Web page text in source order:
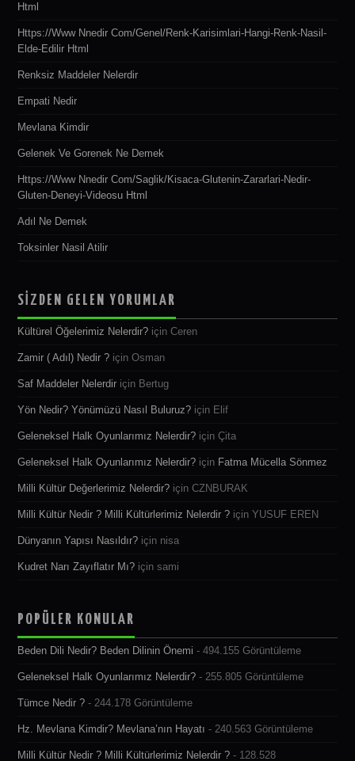
Html
Https://www Nnedir Com/genel/renk-Karisimlari-Hangi-Renk-Nasil-
Elde-Edilir Html
Renksiz Maddeler Nelerdir
Empati Nedir
Mevlana Kimdir
Gelenek Ve Gorenek Ne Demek
Https://www Nnedir Com/saglik/kisaca-Glutenin-Zararlari-Nedir-
Gluten-Deneyi-Videosu Html
Adıl Ne Demek
Toksinler Nasil Atilir
SİZDEN GELEN YORUMLAR
Kültürel Öğelerimiz Nelerdir? içinCeren
Zamir ( Adıl) Nedir ? içinOsman
Saf Maddeler Nelerdir için Bertug
Yön Nedir? Yönümüzü Nasıl Buluruz? için Elif
Geleneksel Halk Oyunlarımız Nelerdir? içinÇita
Geleneksel Halk Oyunlarımız Nelerdir? için Fatma Mücella Sönmez
Milli Kültür Değerlerimiz Nelerdir? içinCZNBURAK
Milli Kültür Nedir ? Milli Kültürlerimiz Nelerdir ? içinYUSUF EREN
Dünyanın Yapısı Nasıldır? için nisa
Kudret Narı Zayıflatır Mı? içinsami
POPÜLER KONULAR
Beden Dili Nedir? Beden Dilinin Önemi - 494.155 Görüntüleme
Geleneksel Halk Oyunlarımız Nelerdir? - 255.805 Görüntüleme
Tümce Nedir ? - 244.178 Görüntüleme
Hz. Mevlana Kimdir? Mevlana’nın Hayatı - 240.563 Görüntüleme
Milli Kültür Nedir ? Milli Kültürlerimiz Nelerdir ? - 128.528